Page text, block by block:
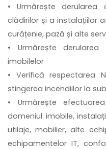
• Urmărește
clădirilor și a instalațiilor
curățenie, pază și alte
• Urmărește
imobilelor
• Verifică respectarea
stingerea incendiilor la
• Urmărește
domeniul: imobile,
utilaje, mobilier, alte
echipamentelor IT,